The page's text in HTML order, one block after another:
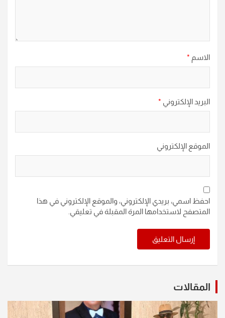
الاسم *
البريد الإلكتروني *
الموقع الإلكتروني
احفظ اسمي، بريدي الإلكتروني، والموقع الإلكتروني في هذا
المتصفح لاستخدامها المرة المقبلة في تعليقي.
المقالات